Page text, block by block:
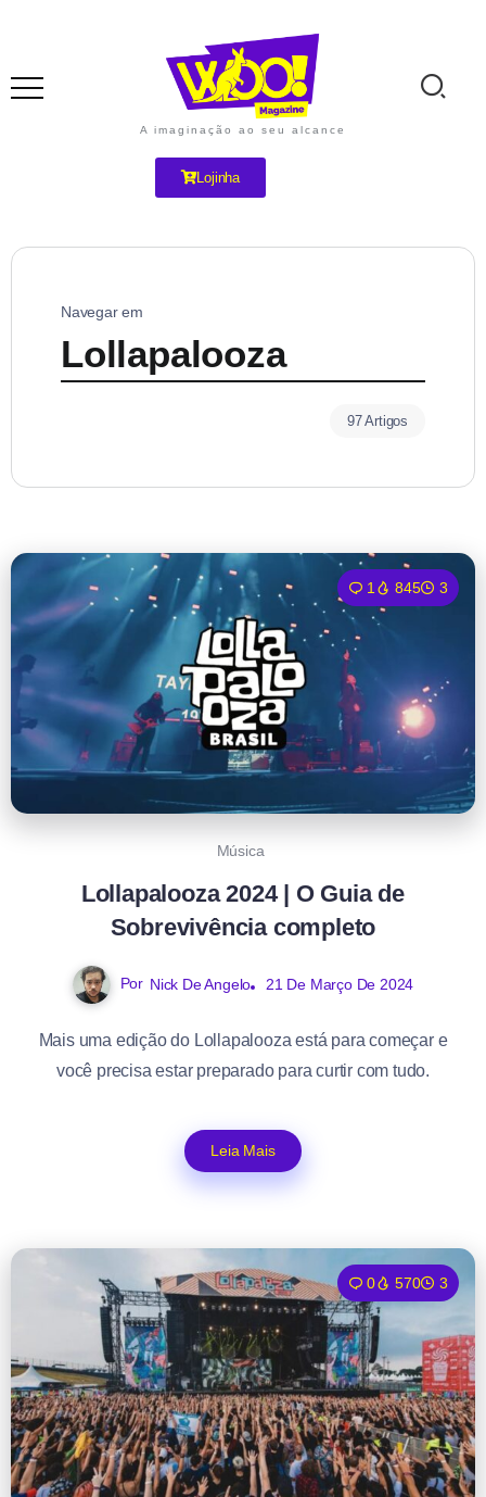
A imaginação ao seu alcance
Lojinha
Navegar em
Lollapalooza
97 Artigos
1 845 3
Música
Lollapalooza 2024 | O Guia de
Sobrevivência completo
Por Nick De Angelo 21 De Março De 2024
Mais uma edição do Lollapalooza está para começar e
você precisa estar preparado para curtir com tudo.
Leia Mais
0 570 3